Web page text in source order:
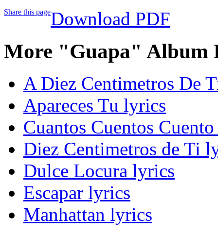
Share this pageDownload PDF
More "Guapa" Album
A Diez Centimetros De
Apareces Tu lyrics
Cuantos Cuentos
Diez Centimetros de Ti
Dulce Locura lyrics
Escapar lyrics
Manhattan lyrics